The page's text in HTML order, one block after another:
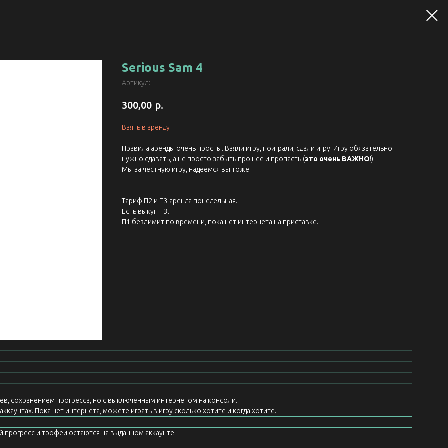
Serious Sam 4
Артикул:
300,00 р.
Взять в аренду
Правила аренды очень просты. Взяли игру, поиграли, сдали игру. Игру обязательно
нужно сдавать, а не просто забыть про нее и пропасть (это очень ВАЖНО!).
Мы за честную игру, надеемся вы тоже.
Тариф П2 и П3 аренда понедельная.
Есть выкуп П3.
П1 безлимит по времени, пока нет интернета на приставке.
сохранением прогресса, но с выключенным интернетом на консоли.
Пока нет интернета, можете играть в игру сколько хотите и когда хотите.
прогресс и трофеи остаются на выданном аккаунте.